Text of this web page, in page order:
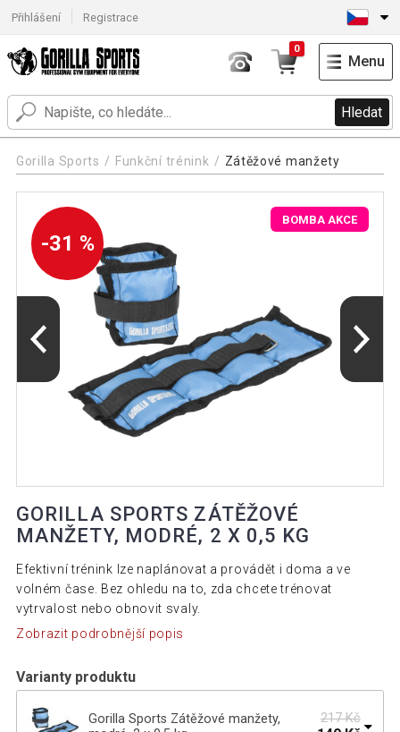
Přihlášení Registrace
Hledat
0
Menu
Gorilla Sports Funkční trénink Zátěžové manžety
-31 %
BOMBA AKCE
GORILLA SPORTS ZÁTĚŽOVÉ
MANŽETY, MODRÉ, 2 X 0,5 KG
Efektivní trénink lze naplánovat a provádět i doma a ve
volném čase. Bez ohledu na to, zda chcete trénovat
vytrvalost nebo obnovit svaly.
Zobrazit podrobnější popis
Varianty produktu
Gorilla Sports Zátěžové manžety,
217 Kč